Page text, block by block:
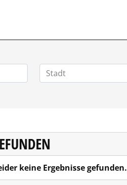
keine Ergebnisse gefunden.